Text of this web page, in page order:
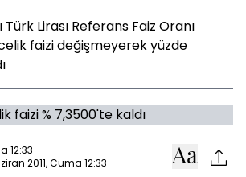
Lirası Referans Faiz Oranı
faizi değişmeyerek yüzde
12:33
2011, Cuma 12:33